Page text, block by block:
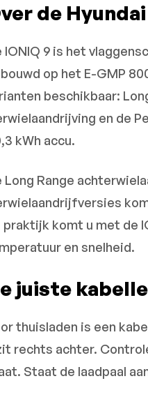
de
IONIQ 9 is het
op het E-GMP
beschikbaar:
en de
kWh accu.
Long Range
praktijk komt u met de
en snelheid.
juiste
thuisladen is een
rechts achter.
Staat de laadpaal